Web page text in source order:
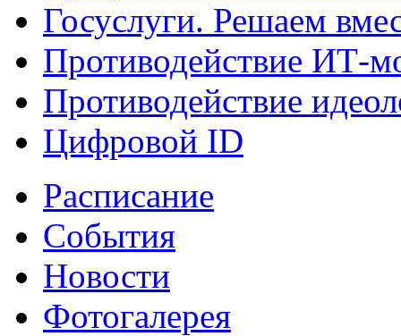
Госуслуги. Решаем
Противодействие ИТ-
Противодействие
Цифровой ID
Расписание
События
Новости
Фотогалерея